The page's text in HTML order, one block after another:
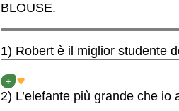
BLOUSE.
1) Robert è il miglior studente
+
2) L’elefante più grande che